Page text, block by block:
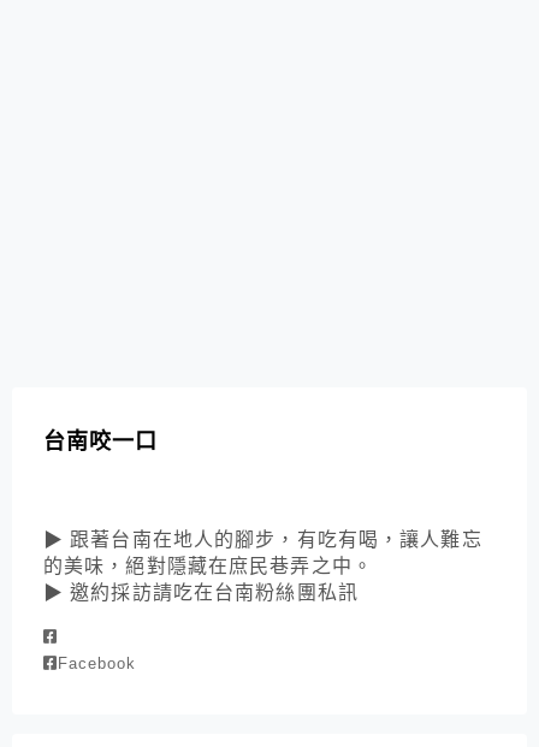
台南咬一口
▶ 跟著台南在地人的腳步，有吃有喝，讓人難忘
的美味，絕對隱藏在庶民巷弄之中。
▶ 邀約採訪請吃在台南粉絲團私訊
Facebook